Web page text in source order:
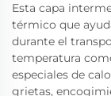
Esta capa
térmico que
durante el
temperatura
especiales de
grietas,